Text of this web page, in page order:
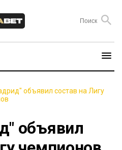
объявил состав на Лигу
объявил